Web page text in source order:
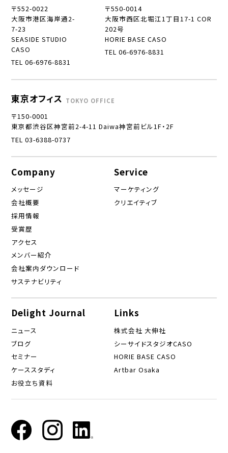
〒552-0022
大阪市港区海岸通2-
7-23
SEASIDE STUDIO
CASO
TEL 06-6976-8831
〒550-0014
大阪市西区北堀江1丁目17-1 COR
202号
HORIE BASE CASO
TEL 06-6976-8831
東京オフィス TOKYO OFFICE
〒150-0001
東京都渋谷区神宮前2-4-11 Daiwa神宮前ビル1F・2F
TEL 03-6388-0737
Company
メッセージ
会社概要
採用情報
受賞歴
アクセス
メンバー紹介
会社案内ダウンロード
サステナビリティ
Service
マーケティング
クリエイティブ
Delight Journal
ニュース
ブログ
セミナー
ケーススタディ
お役立ち資料
Links
株式会社 大伸社
シーサイドスタジオCASO
HORIE BASE CASO
Artbar Osaka